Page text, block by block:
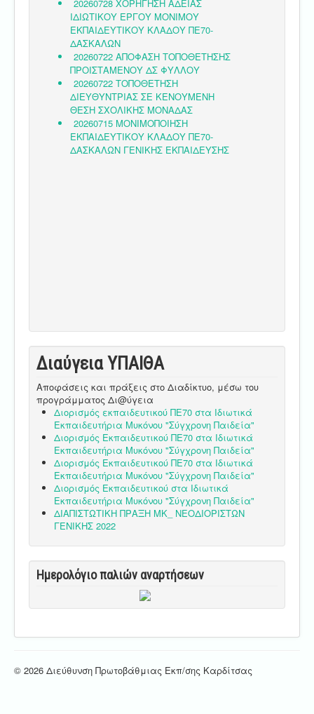
Διαύγεια ΥΠΑΙΘA
Αποφάσεις και πράξεις στο Διαδίκτυο, μέσω του
προγράμματος Δι@ύγεια
Διορισμός εκπαιδευτικού ΠΕ70 στα Ιδιωτικά
Εκπαιδευτήρια Μυκόνου "Σύγχρονη Παιδεία"
Διορισμός Εκπαιδευτικού ΠΕ70 στα Ιδιωτικά
Εκπαιδευτήρια Μυκόνου "Σύγχρονη Παιδεία"
Διορισμός Εκπαιδευτικού ΠΕ70 στα Ιδιωτικά
Εκπαιδευτήρια Μυκόνου "Σύγχρονη Παιδεία"
Διορισμός Εκπαιδευτικού στα Ιδιωτικά
Εκπαιδευτήρια Μυκόνου "Σύγχρονη Παιδεία"
ΔΙΑΠΙΣΤΩΤΙΚΗ ΠΡΑΞΗ ΜΚ_ ΝΕΟΔΙΟΡΙΣΤΩΝ
ΓΕΝΙΚΗΣ 2022
Ημερολόγιο παλιών αναρτήσεων
© 2026 Διεύθυνση Πρωτοβάθμιας Εκπ/σης Καρδίτσας